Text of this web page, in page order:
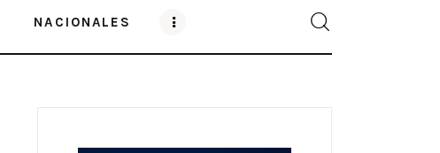
NACIONALES